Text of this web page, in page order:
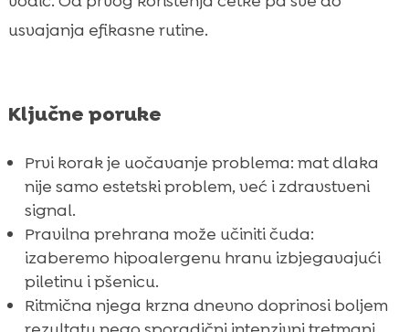
usvajanja efikasne rutine.
Ključne poruke
Prvi korak je uočavanje problema: mat dlaka
nije samo estetski problem, već i zdravstveni
signal.
Pravilna prehrana može učiniti čuda:
izaberemo hipoalergenu hranu izbjegavajući
piletinu i pšenicu.
Ritmična njega krzna dnevno doprinosi boljem